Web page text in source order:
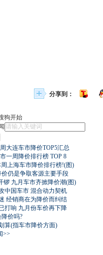
分享到：
狗开始
大连车市降价TOP5汇总
一周降价排行榜 TOP 8
上海车市降价排行榜!(图)
仍是争取客源主要手段
锣 九月车市齐掀降价潮(图)
中国车市 混合动力契机
经销商在为降价而纠结
打响 九月份车价再下降
价吗?
算(指车市降价方面)
>>